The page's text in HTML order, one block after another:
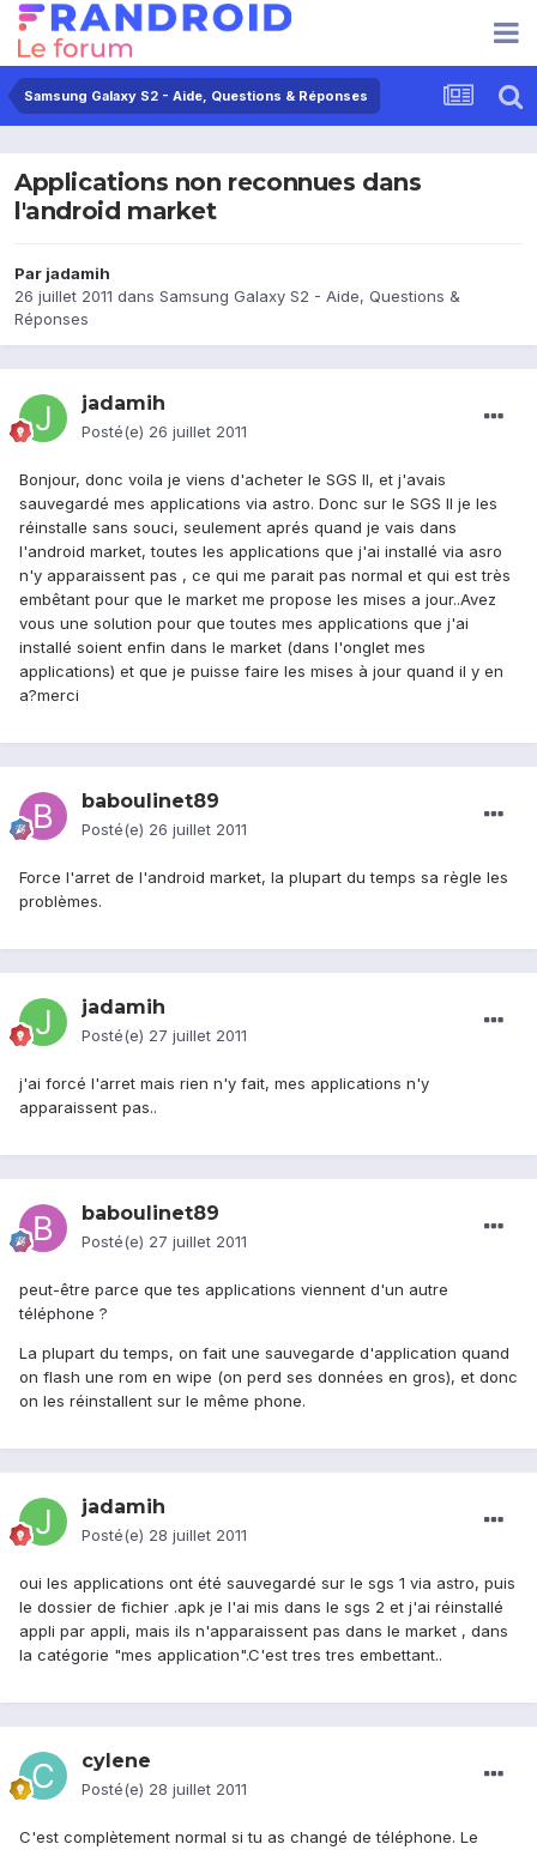
Samsung Galaxy S2 - Aide, Questions & Réponses
Applications non reconnues dans
l'android market
Par jadamih
26 juillet 2011 dans Samsung Galaxy S2 - Aide, Questions &
Réponses
jadamih
Posté(e) 26 juillet 2011
Bonjour, donc voila je viens d'acheter le SGS II, et j'avais
sauvegardé mes applications via astro. Donc sur le SGS II je les
réinstalle sans souci, seulement aprés quand je vais dans
l'android market, toutes les applications que j'ai installé via asro
n'y apparaissent pas , ce qui me parait pas normal et qui est très
embêtant pour que le market me propose les mises a jour..Avez
vous une solution pour que toutes mes applications que j'ai
installé soient enfin dans le market (dans l'onglet mes
applications) et que je puisse faire les mises à jour quand il y en
a?merci
baboulinet89
Posté(e) 26 juillet 2011
Force l'arret de l'android market, la plupart du temps sa règle les
problèmes.
jadamih
Posté(e) 27 juillet 2011
j'ai forcé l'arret mais rien n'y fait, mes applications n'y
apparaissent pas..
baboulinet89
Posté(e) 27 juillet 2011
peut-être parce que tes applications viennent d'un autre
téléphone ?
La plupart du temps, on fait une sauvegarde d'application quand
on flash une rom en wipe (on perd ses données en gros), et donc
on les réinstallent sur le même phone.
jadamih
Posté(e) 28 juillet 2011
oui les applications ont été sauvegardé sur le sgs 1 via astro, puis
le dossier de fichier .apk je l'ai mis dans le sgs 2 et j'ai réinstallé
appli par appli, mais ils n'apparaissent pas dans le market , dans
la catégorie "mes application".C'est tres tres embettant..
cylene
Posté(e) 28 juillet 2011
C'est complètement normal si tu as changé de téléphone. Le